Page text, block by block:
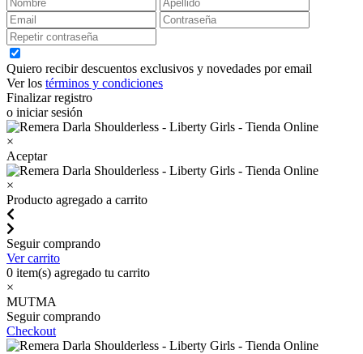
Quiero recibir descuentos exclusivos y novedades por email
Ver los términos y condiciones
Finalizar registro
o iniciar sesión
×
Aceptar
×
Producto agregado a carrito
Seguir comprando
Ver carrito
0 item(s) agregado tu carrito
×
MUTMA
Seguir comprando
Checkout